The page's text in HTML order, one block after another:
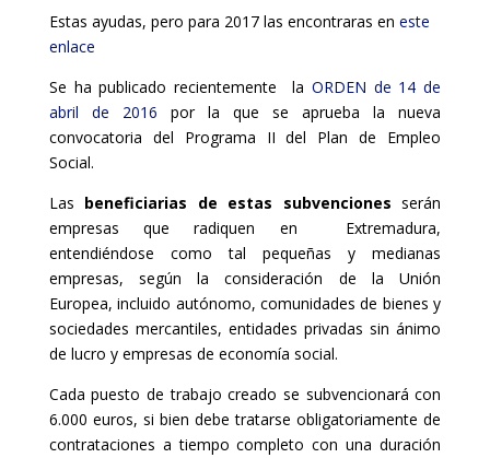
Estas ayudas, pero para 2017 las encontraras en este
enlace
Se ha publicado recientemente la ORDEN de 14 de
abril de 2016 por la que se aprueba la nueva
convocatoria del Programa II del Plan de Empleo
Social.
Las beneficiarias de estas subvenciones serán
empresas que radiquen en Extremadura,
entendiéndose como tal pequeñas y medianas
empresas, según la consideración de la Unión
Europea, incluido autónomo, comunidades de bienes y
sociedades mercantiles, entidades privadas sin ánimo
de lucro y empresas de economía social.
Cada puesto de trabajo creado se subvencionará con
6.000 euros, si bien debe tratarse obligatoriamente de
contrataciones a tiempo completo con una duración